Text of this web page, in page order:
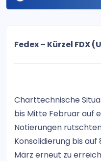
Fedex – Kürzel FDX
Charttechnische
bis Mitte Februar auf
Notierungen
Konsolidierung bis auf
März erneut zu